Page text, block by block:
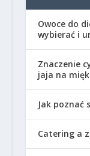
Owoce do
wybierać i
Znaczenie
jaja na
Jak poznać
Catering a